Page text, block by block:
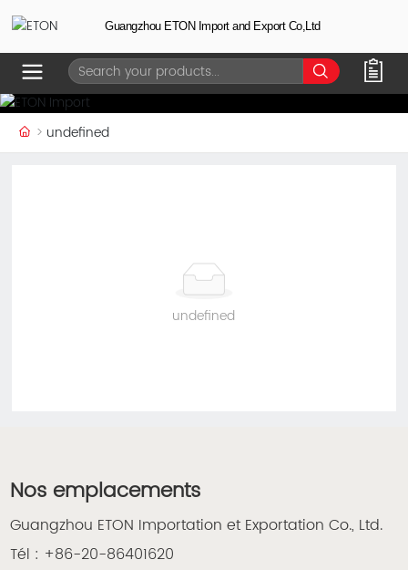
Guangzhou ETON Import and Export Co,Ltd
undefined
undefined
Nos emplacements
Guangzhou ETON Importation et Exportation Co., Ltd.
Tél : +86-20-86401620